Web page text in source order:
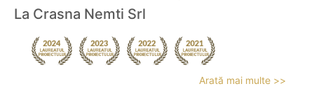
La Crasna Nemti Srl
Arată mai multe >>